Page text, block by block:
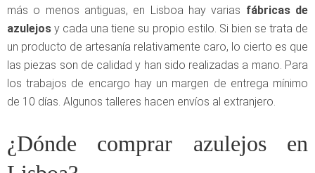
más o menos antiguas, en Lisboa hay varias fábricas de
azulejos y cada una tiene su propio estilo. Si bien se trata de
un producto de artesanía relativamente caro, lo cierto es que
las piezas son de calidad y han sido realizadas a mano. Para
los trabajos de encargo hay un margen de entrega mínimo
de 10 días. Algunos talleres hacen envíos al extranjero.
¿Dónde comprar azulejos en